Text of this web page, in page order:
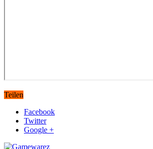
Teilen
Facebook
Twitter
Google +